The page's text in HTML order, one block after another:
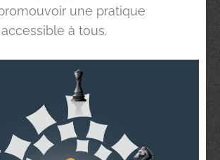
une pratique
à tous.